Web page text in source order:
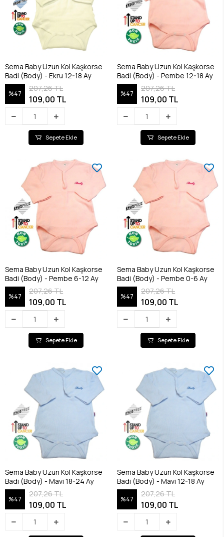
Sema Baby Uzun Kol Kaşkorse
Badi (Body) - Ekru 12-18 Ay
%47
207,26 TL
109,00 TL
Sepete Ekle
Sema Baby Uzun Kol Kaşkorse
Badi (Body) - Pembe 12-18 Ay
%47
207,26 TL
109,00 TL
Sepete Ekle
Sema Baby Uzun Kol Kaşkorse
Badi (Body) - Pembe 6-12 Ay
%47
207,26 TL
109,00 TL
Sepete Ekle
Sema Baby Uzun Kol Kaşkorse
Badi (Body) - Pembe 0-6 Ay
%47
207,26 TL
109,00 TL
Sepete Ekle
Sema Baby Uzun Kol Kaşkorse
Badi (Body) - Mavi 18-24 Ay
%47
207,26 TL
109,00 TL
Sema Baby Uzun Kol Kaşkorse
Badi (Body) - Mavi 12-18 Ay
%47
207,26 TL
109,00 TL